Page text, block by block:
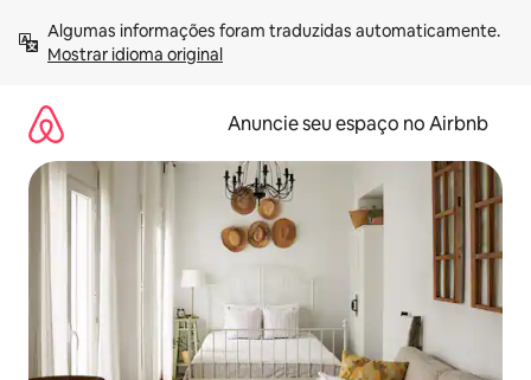
para
Mostrar idioma original
Anuncie seu espaço no Airbnb